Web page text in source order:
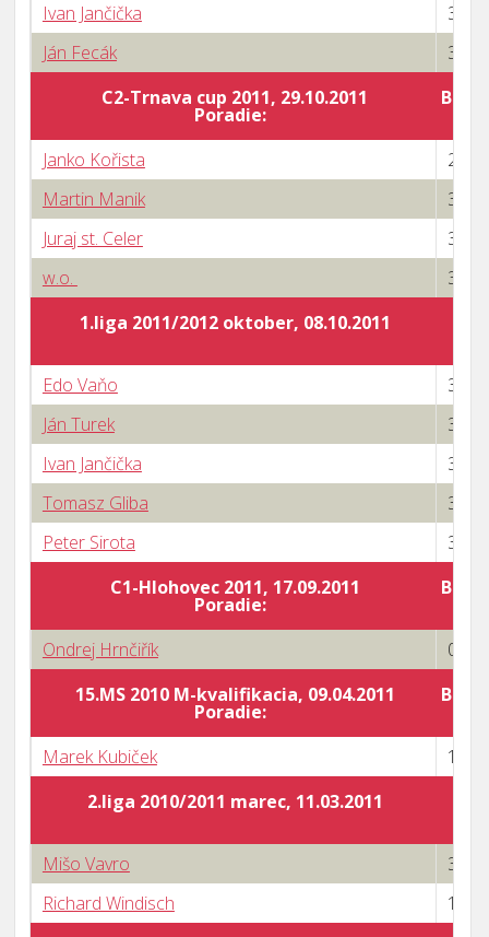
Ivan Jančička
3 : 0
Ján Fecák
3 : 0
C2-Trnava cup 2011, 29.10.2011
Poradie:
Janko Kořista
2 : 3
Martin Manik
3 : 2
Juraj st. Celer
3 : 0
w.o.
3 : 0
1.liga 2011/2012 oktober, 08.10.2011
Edo Vaňo
3 : 0
Ján Turek
3 : 0
Ivan Jančička
3 : 0
Tomasz Gliba
3 : 1
Peter Sirota
3 : 0
C1-Hlohovec 2011, 17.09.2011
Poradie:
Ondrej Hrnčiřík
0 : 3
15.MS 2010 M-kvalifikacia, 09.04.2011
Poradie:
Marek Kubiček
1 : 3
2.liga 2010/2011 marec, 11.03.2011
Mišo Vavro
3 : 0
Richard Windisch
1 : 3